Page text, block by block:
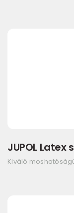
JUPOL Latex
Kiváló